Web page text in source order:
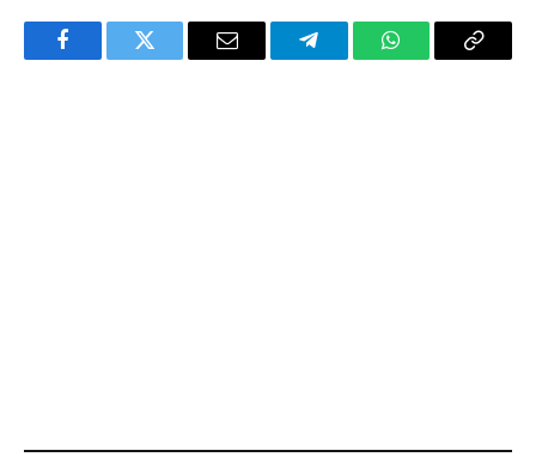
FacebookTwitter Email TelegramWhatsAppCopy